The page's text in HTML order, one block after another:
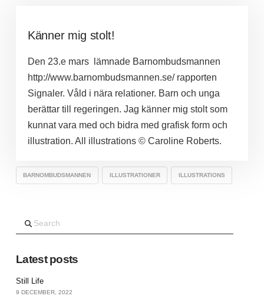
Känner mig stolt!
Den 23.e mars lämnade Barnombudsmannen
http://www.barnombudsmannen.se/ rapporten
Signaler. Våld i nära relationer. Barn och unga
berättar till regeringen. Jag känner mig stolt som
kunnat vara med och bidra med grafisk form och
illustration. All illustrations © Caroline Roberts.
BARNOMBUDSMANNEN ILLUSTRATIONER ILLUSTRATIONS
Latest posts
Still Life
9 DECEMBER, 2022